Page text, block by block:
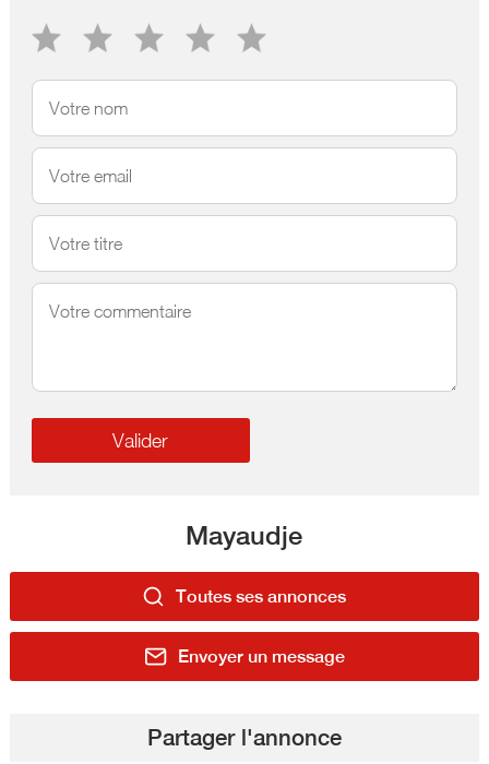
Mayaudje
Toutes ses annonces
Envoyer un message
Partager l'annonce